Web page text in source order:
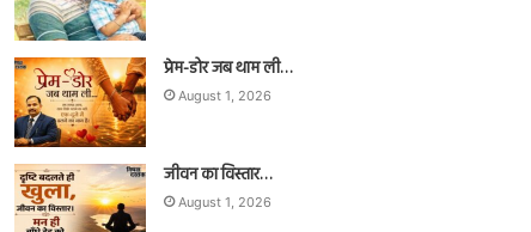
प्रेम-डोर जब थाम ली…
August 1, 2026
जीवन का विस्तार…
August 1, 2026